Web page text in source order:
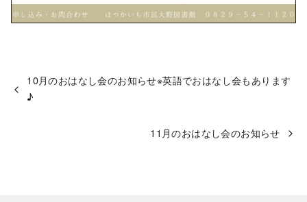
10月のおはなし会のお知らせ※英語でおはなし会もあります
♪
11月のおはなし会のお知らせ